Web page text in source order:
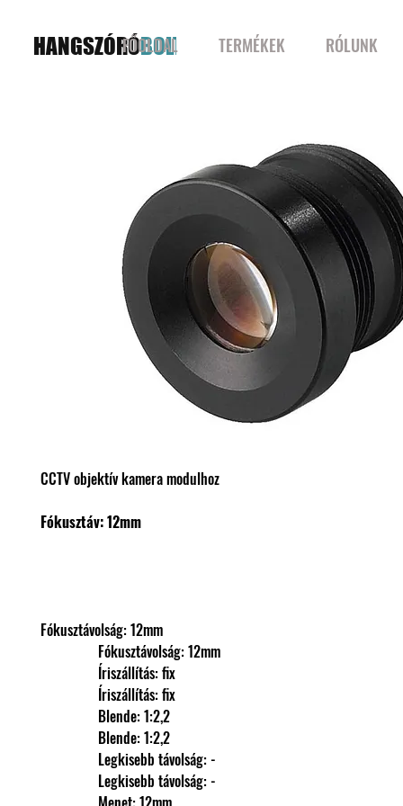
HANGSZÓRÓBOLT
FŐOLDAL TERMÉKEK RÓLUNK
CCTV objektív kamera modulhoz
Fókusztáv: 12mm
Fókusztávolság: 12mm
                Fókusztávolság: 12mm
                Íriszállítás: fix
                Íriszállítás: fix
                Blende: 1:2,2
                Blende: 1:2,2
                Legkisebb távolság: -
                Legkisebb távolság: -